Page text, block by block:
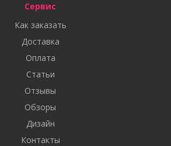
Сервис
Как заказать
Доставка
Оплата
Статьи
Отзывы
Обзоры
Дизайн
Контакты